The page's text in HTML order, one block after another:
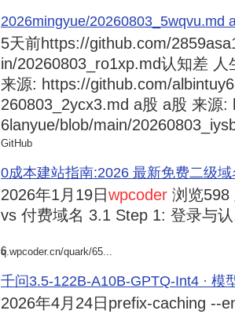
2026mingyue/20260803_5wqvu.md
5天前https://github.com/
in/20260803_ro1xp.md认知差
来源: https://github.com/
260803_2ycx3.md a股 a股 来源
6lanyue/blob/main/
GitHub
0成本建站指南:2026 最新免费二级
2026年1月19日wpcoder 浏览598
vs 付费域名 3.1 Step 1: 登录与
6
q.wpcoder.cn/quark/65...
千问3.5-122B-A10B-GPTQ-Int4 · 模
2026年4月24日 prefix-caching --